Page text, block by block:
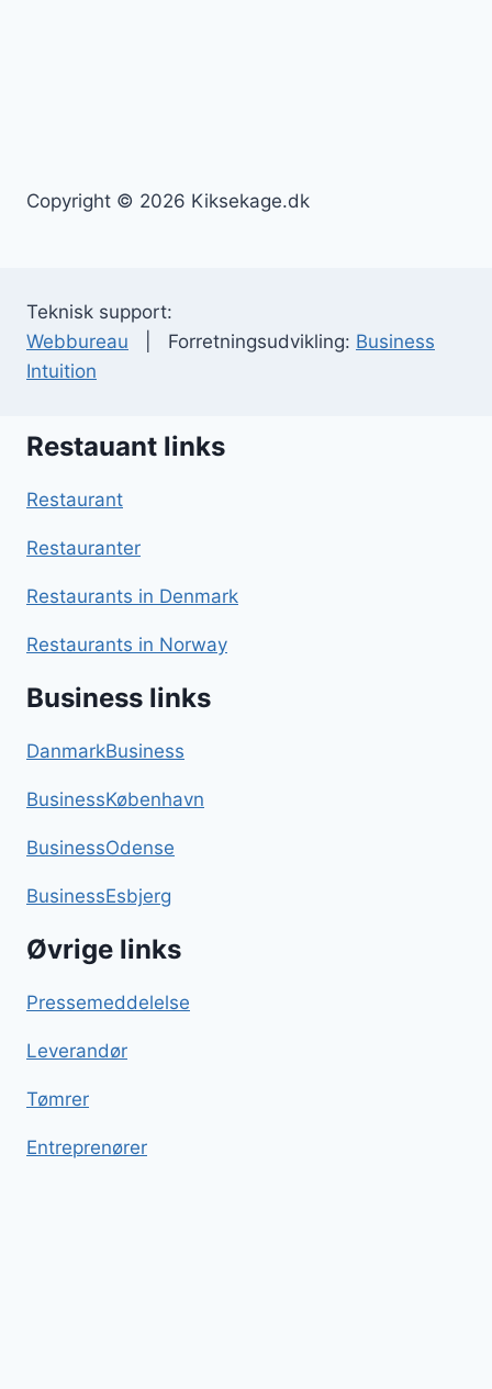
Copyright © 2026 Kiksekage.dk
Teknisk support:
Webbureau | Forretningsudvikling: Business
Intuition
Restauant links
Restaurant
Restauranter
Restaurants in Denmark
Restaurants in Norway
Business links
DanmarkBusiness
BusinessKøbenhavn
BusinessOdense
BusinessEsbjerg
Øvrige links
Pressemeddelelse
Leverandør
Tømrer
Entreprenører